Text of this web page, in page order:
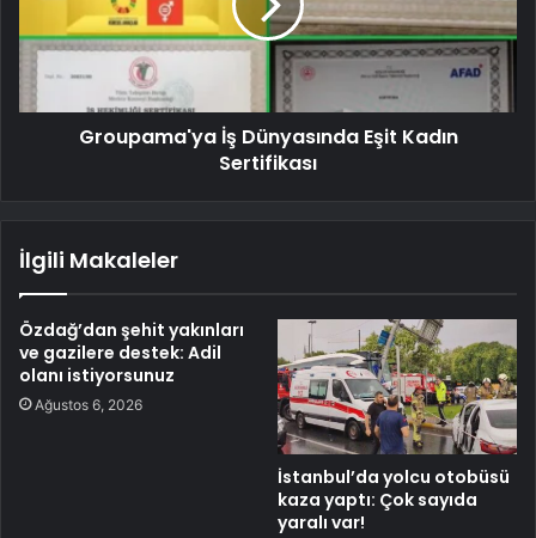
Groupama'ya İş Dünyasında Eşit Kadın
Sertifikası
İlgili Makaleler
Özdağ’dan şehit yakınları
ve gazilere destek: Adil
olanı istiyorsunuz
Ağustos 6, 2026
İstanbul’da yolcu otobüsü
kaza yaptı: Çok sayıda
yaralı var!